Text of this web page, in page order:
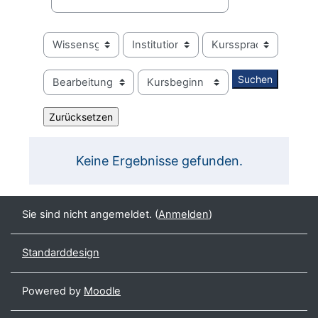
Keine Ergebnisse gefunden.
Sie sind nicht angemeldet. (Anmelden)
Standarddesign
Powered by Moodle